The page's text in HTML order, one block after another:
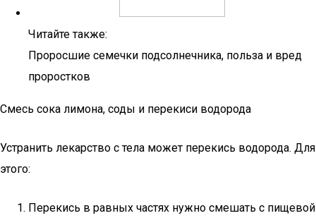
Читайте также:
Проросшие семечки подсолнечника, польза и вред
проростков
Смесь сока лимона, соды и перекиси водорода
Устранить лекарство с тела может перекись водорода. Для
этого:
Перекись в равных частях нужно смешать с пищевой